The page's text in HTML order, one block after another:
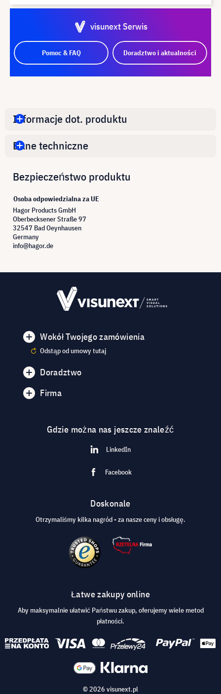
visunext Serwis
Pomoc & FAQ Doradztwo i aktualności
Informacje dot. produktu
Dane techniczne
Bezpieczeństwo produktu
Osoba odpowiedzialna za UE
Hagor Products GmbH
Oberbecksener Straße 97
32547 Bad Oeynhausen
Germany
info@hagor.de
Wokół Twojego zamówienia
Odstąp od umowy tutaj
Doradztwo
Firma
Gdzie można nas jeszcze znaleźć
LinkedIn
Facebook
Doskonale
Otrzymaliśmy kilka nagród - za nasze ceny i obsługę.
Łatwe zakupy online
Aby maksymalnie ułatwić Państwu zakup, oferujemy wiele metod
płatności.
© 2026 visunext.pl